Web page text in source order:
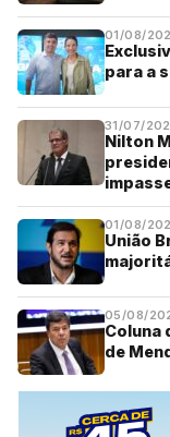
01/08/
para a
31/07/
Nilton
01/08/
União
05/08/
Coluna
de